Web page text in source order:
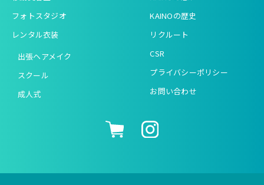
フォトスタジオ
レンタル衣装
出張ヘアメイク
スクール
成人式
KAINOの歴史
リクルート
CSR
プライバシーポリシー
お問い合わせ